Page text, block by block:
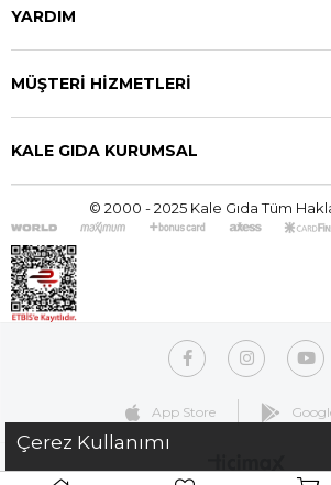
YARDIM
MÜŞTERİ HİZMETLERİ
KALE GIDA KURUMSAL
© 2000 - 2025 Kale Gıda Tüm
App Store
Çerez Kullanımı